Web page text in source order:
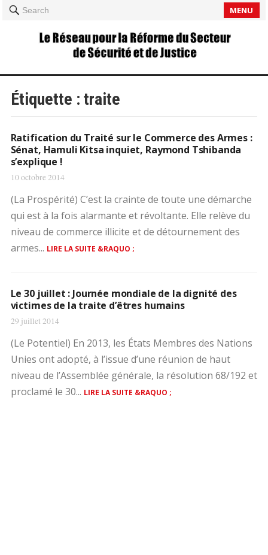
Search MENU
Étiquette : traite
Ratification du Traité sur le Commerce des Armes :
Sénat, Hamuli Kitsa inquiet, Raymond Tshibanda
s’explique !
10 octobre 2014
(La Prospérité) C’est la crainte de toute une démarche
qui est à la fois alarmante et révoltante. Elle relève du
niveau de commerce illicite et de détournement des
armes... LIRE LA SUITE &RAQUO ;
Le 30 juillet : Journée mondiale de la dignité des
victimes de la traite d’êtres humains
29 juillet 2014
(Le Potentiel) En 2013, les États Membres des Nations
Unies ont adopté, à l’issue d’une réunion de haut
niveau de l’Assemblée générale, la résolution 68/192 et
proclamé le 30... LIRE LA SUITE &RAQUO ;